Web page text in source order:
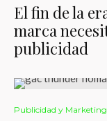
El fin de la
marca
publicidad
Publicidad y Marketing